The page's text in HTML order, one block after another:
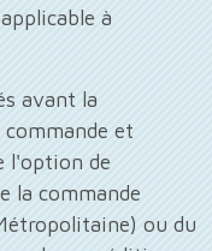
à
avant la
et
l'option de
la commande
ou du